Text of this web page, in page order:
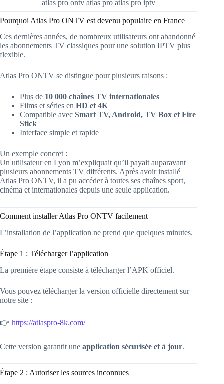
atlas pro ontv atlas pro atlas pro iptv
Pourquoi Atlas Pro ONTV est devenu populaire en France
Ces dernières années, de nombreux utilisateurs ont abandonné
les abonnements TV classiques pour une solution IPTV plus
flexible.
Atlas Pro ONTV se distingue pour plusieurs raisons :
Plus de 10 000 chaînes TV internationales
Films et séries en HD et 4K
Compatible avec Smart TV, Android, TV Box et Fire
Stick
Interface simple et rapide
Un exemple concret :
Un utilisateur en Lyon m’expliquait qu’il payait auparavant
plusieurs abonnements TV différents. Après avoir installé
Atlas Pro ONTV, il a pu accéder à toutes ses chaînes sport,
cinéma et internationales depuis une seule application.
Comment installer Atlas Pro ONTV facilement
L’installation de l’application ne prend que quelques minutes.
Étape 1 : Télécharger l’application
La première étape consiste à télécharger l’APK officiel.
Vous pouvez télécharger la version officielle directement sur
notre site :
👉 https://atlaspro-8k.com/
Cette version garantit une application sécurisée et à jour.
Étape 2 : Autoriser les sources inconnues